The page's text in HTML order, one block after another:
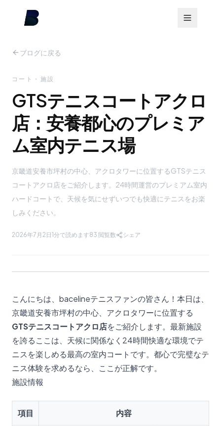
ブログに戻る
コート・施設
GTSテニスコートアクロ
店：安養都心のプレミア
ム室内テニス場
京畿道安養市坪村の中心、アクロタワーに位置するGTSテニス
コートアクロ店をご紹介します。24時間運営のプレミアム室内
ハードコートで、天候を気にせずいつでも快適にテニスをお楽
しみください。
2026年7月2日1分で読めます83 閲覧数 シェア
こんにちは、bacelineテニスファンの皆さん！本日は、
京畿道安養市坪村の中心、アクロタワーに位置する
GTSテニスコートアクロ店をご紹介します。最新施設
を誇るここは、天候に関係なく24時間快適な環境でテ
ニスを楽しめる最高の室内コートです。都心で完璧なテ
ニス体験を求めるなら、ここが正解です。
施設情報
項目 内容